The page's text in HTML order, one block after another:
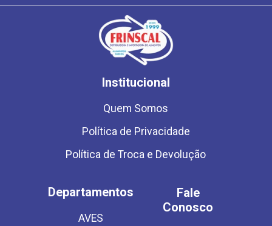
Institucional
Quem Somos
Política de Privacidade
Política de Troca e Devolução
Departamentos
AVES
Fale
Conosco